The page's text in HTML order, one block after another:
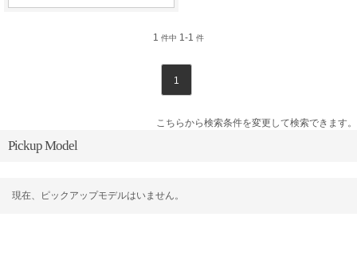
1 件中 1-1 件
1
こちらから検索条件を変更して検索できます。
Pickup Model
現在、ピックアップモデルはいません。